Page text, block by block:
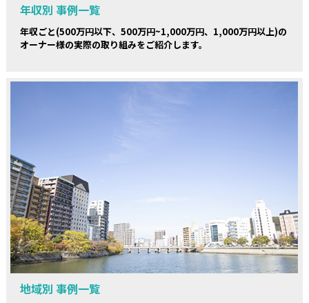
年収別 事例一覧
年収ごと(500万円以下、500万円~1,000万円、1,000万円以上)の
オーナー様の実際の取り組みをご紹介します。
地域別 事例一覧